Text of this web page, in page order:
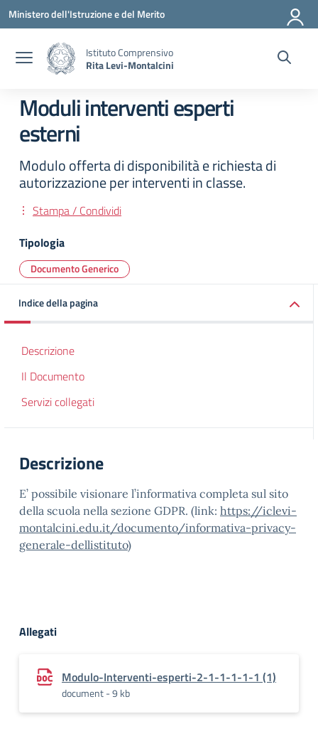
Vai ai contenuti
Vai al menu di navigazione
Vai al footer
Ministero dell'Istruzione e del Merito
Istituto Comprensivo
Rita Levi-Montalcini
Moduli interventi esperti
esterni
Modulo offerta di disponibilità e richiesta di
autorizzazione per interventi in classe.
Stampa / Condividi
Tipologia
Documento Generico
Indice della pagina
Descrizione
Il Documento
Servizi collegati
Descrizione
E’ possibile visionare l’informativa completa sul sito
della scuola nella sezione GDPR. (link: https://iclevi-
montalcini.edu.it/documento/informativa-privacy-
generale-dellistituto)
Allegati
Modulo-Interventi-esperti-2-1-1-1-1-1 (1)
document - 9 kb